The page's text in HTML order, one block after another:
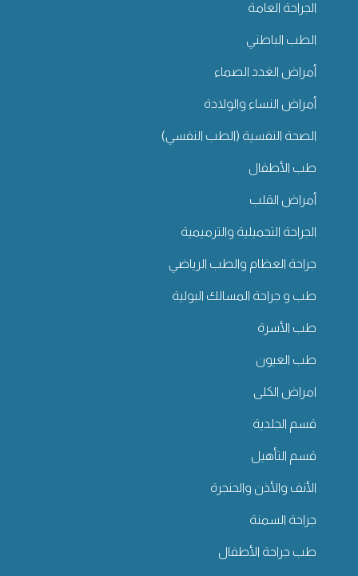
الجراحة العامة
الطب الباطني
أمراض الغدد الصماء
أمراض النساء والولادة
الصحة النفسية (الطب النفسي)
طب الأطفال
أمراض القلب
الجراحة التجميلية والترميمية
جراحة العظام والطب الرياضي
طب و جراحة المسالك البولية
طب الأسرة
طب العيون
امراض الكلى
قسم الجلدية
قسم التأهيل
الأنف والأذن والحنجرة
جراحة السمنة
طب جراحة الأطفال